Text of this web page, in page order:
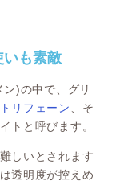
も素敵
)の中で、グリ
トリフェーン
、そ
トと呼びます。
しいとされます
透明度が控えめ